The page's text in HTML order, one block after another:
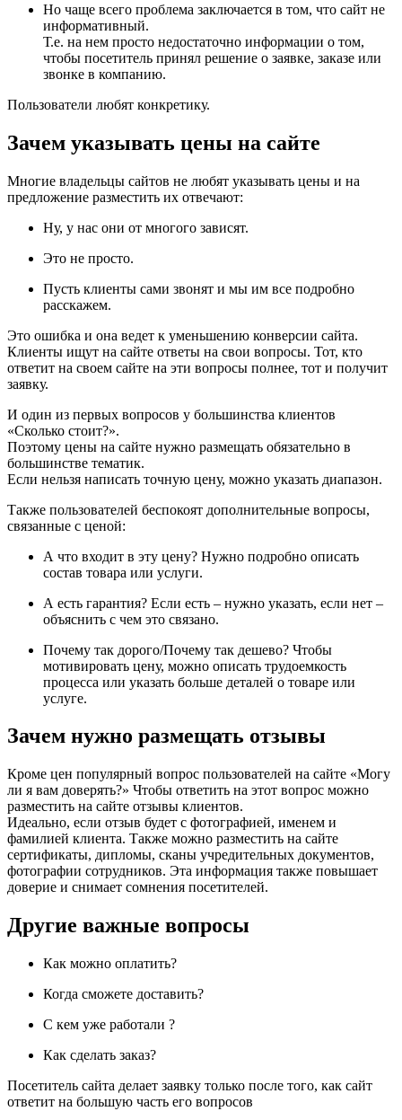
Но чаще всего проблема заключается в том, что сайт не
информативный.
Т.е. на нем просто недостаточно информации о том,
чтобы посетитель принял решение о заявке, заказе или
звонке в компанию.
Пользователи любят конкретику.
Зачем указывать цены на сайте
Многие владельцы сайтов не любят указывать цены и на
предложение разместить их отвечают:
Ну, у нас они от многого зависят.
Это не просто.
Пусть клиенты сами звонят и мы им все подробно
расскажем.
Это ошибка и она ведет к уменьшению конверсии сайта.
Клиенты ищут на сайте ответы на свои вопросы. Тот, кто
ответит на своем сайте на эти вопросы полнее, тот и получит
заявку.
И один из первых вопросов у большинства клиентов
«Сколько стоит?».
Поэтому цены на сайте нужно размещать обязательно в
большинстве тематик.
Если нельзя написать точную цену, можно указать диапазон.
Также пользователей беспокоят дополнительные вопросы,
связанные с ценой:
А что входит в эту цену? Нужно подробно описать
состав товара или услуги.
А есть гарантия? Если есть – нужно указать, если нет –
объяснить с чем это связано.
Почему так дорого/Почему так дешево? Чтобы
мотивировать цену, можно описать трудоемкость
процесса или указать больше деталей о товаре или
услуге.
Зачем нужно размещать отзывы
Кроме цен популярный вопрос пользователей на сайте «Могу
ли я вам доверять?» Чтобы ответить на этот вопрос можно
разместить на сайте отзывы клиентов.
Идеально, если отзыв будет с фотографией, именем и
фамилией клиента. Также можно разместить на сайте
сертификаты, дипломы, сканы учредительных документов,
фотографии сотрудников. Эта информация также повышает
доверие и снимает сомнения посетителей.
Другие важные вопросы
Как можно оплатить?
Когда сможете доставить?
С кем уже работали ?
Как сделать заказ?
Посетитель сайта делает заявку только после того, как сайт
ответит на большую часть его вопросов